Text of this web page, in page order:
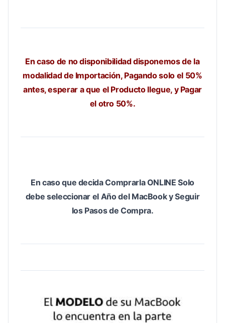
En caso de no disponibilidad disponemos de la
modalidad de Importación, Pagando solo el 50%
antes, esperar a que el Producto llegue, y Pagar
el otro 50%.
En caso que decida Comprarla ONLINE Solo
debe seleccionar el Año del MacBook y Seguir
los Pasos de Compra.